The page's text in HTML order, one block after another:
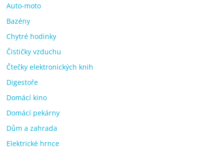
Auto-moto
Bazény
Chytré hodinky
Čističky vzduchu
Čtečky elektronických knih
Digestoře
Domácí kino
Domácí pekárny
Dům a zahrada
Elektrické hrnce